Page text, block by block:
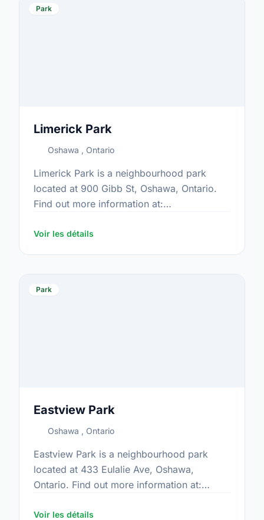
Park
Limerick Park
Oshawa , Ontario
Limerick Park is a neighbourhood park
located at 900 Gibb St, Oshawa, Ontario.
Find out more information at:
Voir les détails
Park
Eastview Park
Oshawa , Ontario
Eastview Park is a neighbourhood park
located at 433 Eulalie Ave, Oshawa,
Ontario. Find out more information at:
Voir les détails